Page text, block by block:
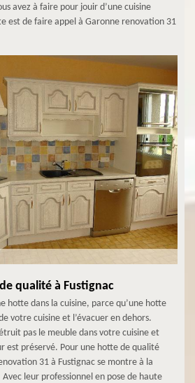
avez à faire pour jouir d’une cuisine
est de faire appel à Garonne renovation 31
qualité à Fustignac
hotte dans la cuisine, parce qu’une hotte
votre cuisine et l’évacuer en dehors.
pas le meuble dans votre cuisine et
est préservé. Pour une hotte de qualité
31 à Fustignac se montre à la
leur professionnel en pose de haute